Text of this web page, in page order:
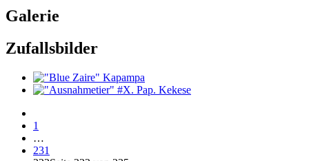
Galerie
Zufallsbilder
1
…
231